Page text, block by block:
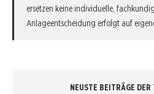
ersetzen keine individuelle,
Anlageentscheidung erfolgt auf
NEUSTE BEITRÄGE